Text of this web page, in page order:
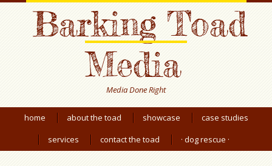
Barking Toad
Media
Media Done Right
home about the toad showcase
case studies
services
contact the toad · dog rescue ·